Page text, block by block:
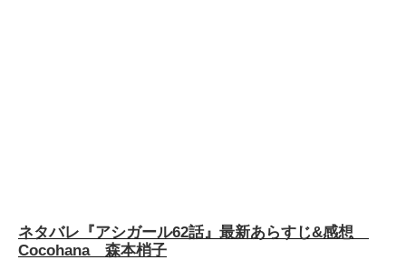
ネタバレ『アシガール62話』最新あらすじ&感想
Cocohana 森本梢子